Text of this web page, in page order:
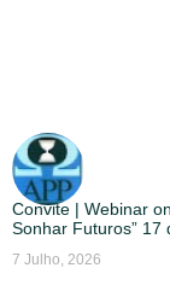
Convite | Webinar
Sonhar Futuros”
7 Julho, 2026